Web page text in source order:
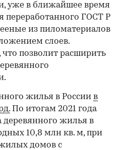
уже в ближайшее время
переработанного ГОСТ Р
из пиломатериалов
слоев.
что позволит расширить
жилья в России в
По итогам 2021 года
деревянного жилья в
10,8 млн кв. м, при
домов с